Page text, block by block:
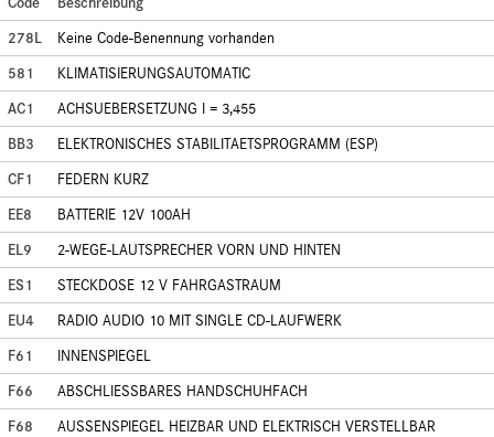
278L
Keine Code-Benennung vorhanden
581
KLIMATISIERUNGSAUTOMATIC
AC1
ACHSUEBERSETZUNG I = 3,455
BB3
ELEKTRONISCHES STABILITAETSPROGRAMM (ESP)
CF1
FEDERN KURZ
EE8
BATTERIE 12V 100AH
EL9
2-WEGE-LAUTSPRECHER VORN UND HINTEN
ES1
STECKDOSE 12 V FAHRGASTRAUM
EU4
RADIO AUDIO 10 MIT SINGLE CD-LAUFWERK
F61
INNENSPIEGEL
F66
ABSCHLIESSBARES HANDSCHUHFACH
F68
AUSSENSPIEGEL HEIZBAR UND ELEKTRISCH VERSTELLBAR